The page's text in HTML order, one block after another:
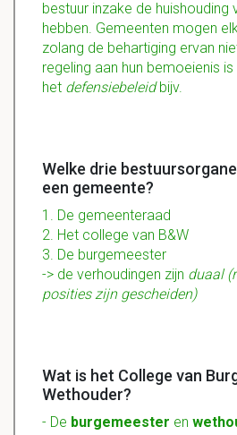
bestuur inzake de huishouding
hebben. Gemeenten mogen
zolang de behartiging ervan
regeling aan hun bemoeienis
het defensiebeleidbijv.
Welke drie
een gemeente?
1. De gemeenteraad
2. Het college van B&W
3. De burgemeester
-> de verhoudingen zijn duaal
posities zijn gescheiden)
Wat is het College van
Wethouder?
- De burgemeester en